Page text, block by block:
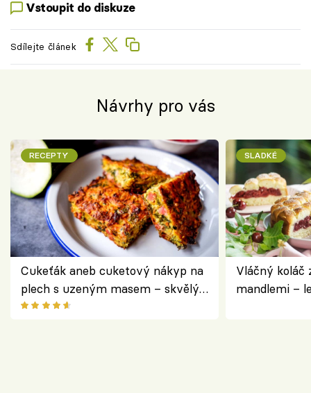
Vstoupit do diskuze
Sdílejte článek
Návrhy pro vás
RECEPTY
Cukeťák aneb cuketový nákyp na
plech s uzeným masem – skvělý
způsob, jak zpracovat přerostlé
SLADKÉ
Vláčný koláč
mandlemi –